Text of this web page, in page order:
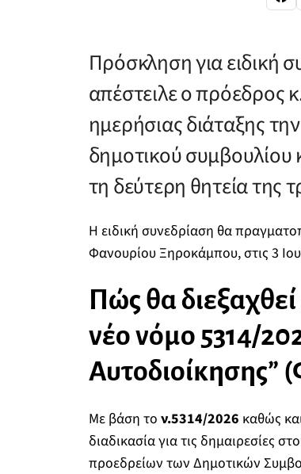
Πρόσκληση για ειδική
απέστειλε ο πρόεδρος
ημερήσιας διάταξης
δημοτικού συμβουλίου
τη δεύτερη θητεία της
Η ειδική συνεδρίαση θα
Φανουρίου Ξηροκάμπου, στις 3
Πώς θα
νέο νόμο 5314/
Αυτοδιοίκησης”
Με βάση το ν.5314/2026 καθώς
διαδικασία για τις δημαιρεσίες
προεδρείων των Δημοτικών